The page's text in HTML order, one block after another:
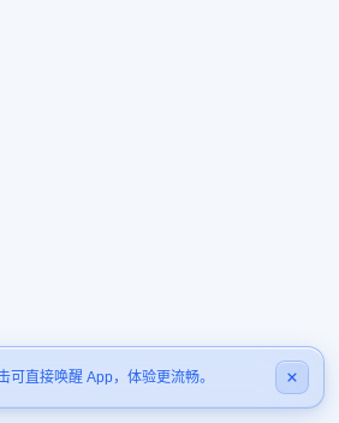
可直接唤醒 App，体验更流畅。